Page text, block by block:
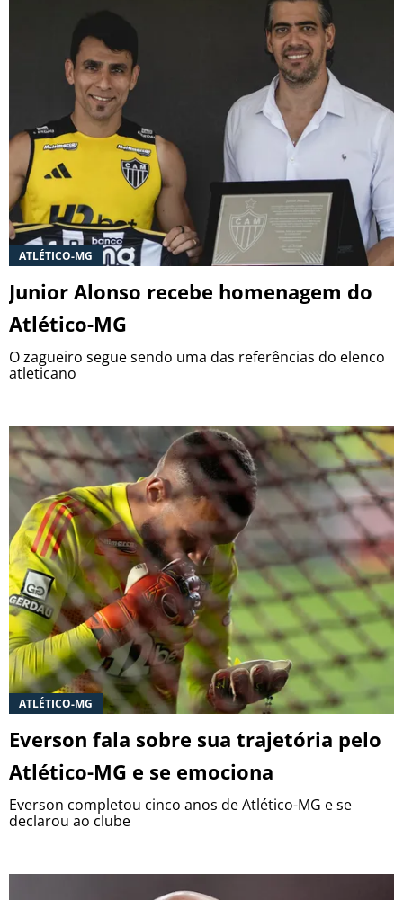
ATLÉTICO-MG
Junior Alonso recebe homenagem do
Atlético-MG
O zagueiro segue sendo uma das referências do elenco
atleticano
ATLÉTICO-MG
Everson fala sobre sua trajetória pelo
Atlético-MG e se emociona
Everson completou cinco anos de Atlético-MG e se
declarou ao clube